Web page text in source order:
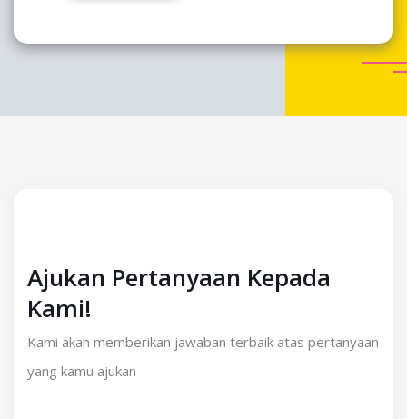
Ajukan Pertanyaan Kepada
Kami!
Kami akan memberikan jawaban terbaik atas pertanyaan
yang kamu ajukan